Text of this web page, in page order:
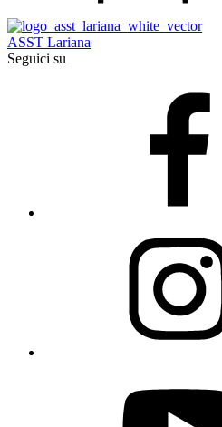
ASST Lariana
Seguici su